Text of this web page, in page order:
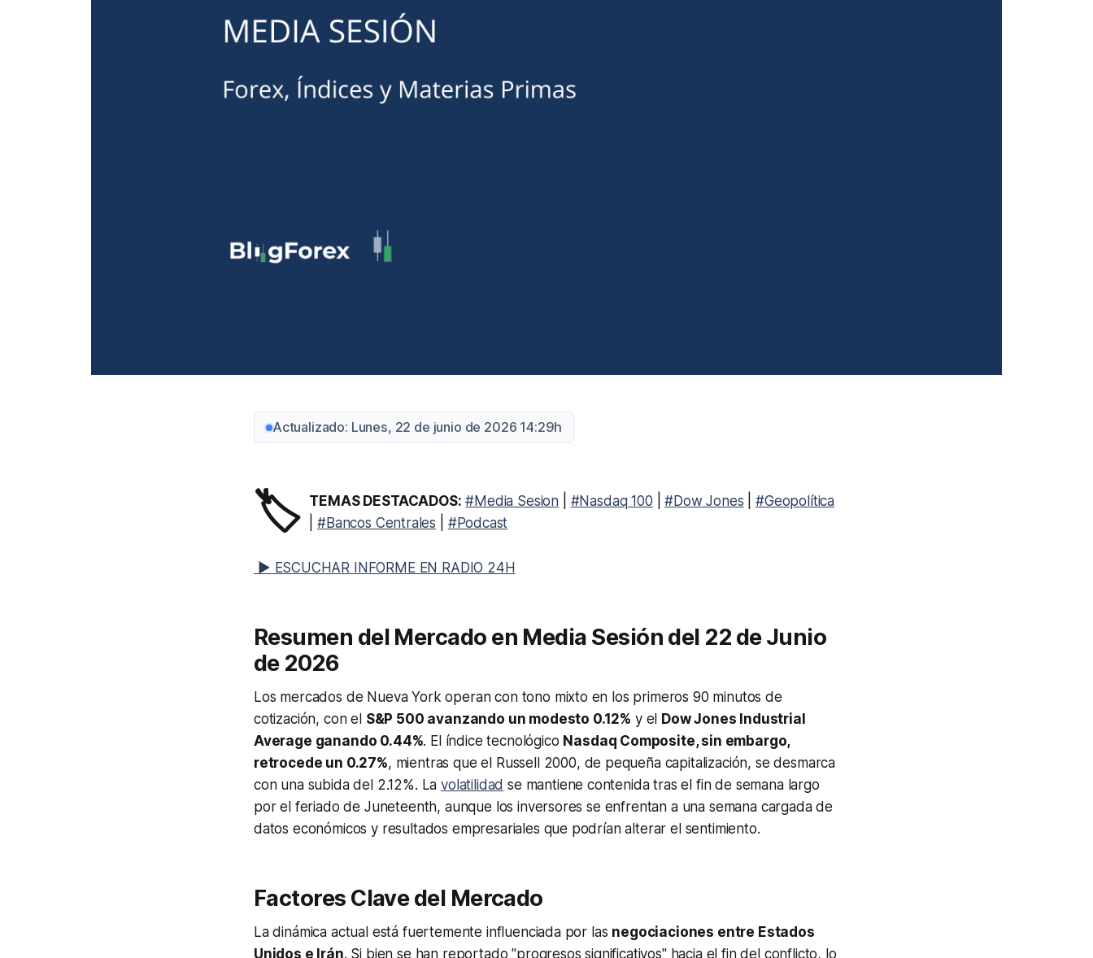
Actualizado: Lunes, 22 de junio de 2026 14:29h
🏷️ TEMAS DESTACADOS: #Media Sesion #Nasdaq 100 |#Dow Jones |#Geopolítica
|#Bancos Centrales #Podcast
▶ ESCUCHAR INFORME EN RADIO 24H
Resumen del Mercado en Media Sesión del 22 de Junio
de 2026
Los mercados de Nueva York operan con tono mixto en los primeros 90 minutos de
cotización, con el S&P 500 avanzando un modesto 0.12% y el Dow Jones Industrial
Average ganando 0.44%. El índice tecnológico Nasdaq Composite, sin embargo,
retrocede un 0.27%, mientras que el Russell 2000, de pequeña capitalización, se desmarca
con una subida del 2.12%. Lavolatilidad se mantiene contenida tras el fin de semana largo
por el feriado de Juneteenth, aunque los inversores se enfrentan a una semana cargada de
datos económicos y resultados empresariales que podrían alterar el sentimiento.
Factores Clave del Mercado
La dinámica actual está fuertemente influenciada por las negociaciones entre Estados
Unidos e Irán. Si bien se han reportado "progresos significativos" hacia el fin del conflicto, lo